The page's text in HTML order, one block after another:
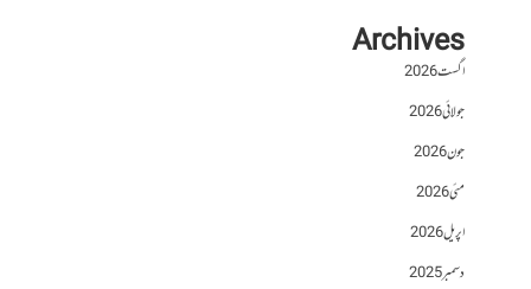
Archives
اگست 2026
جولائی 2026
جون 2026
مئی 2026
اپریل 2026
دسمبر 2025